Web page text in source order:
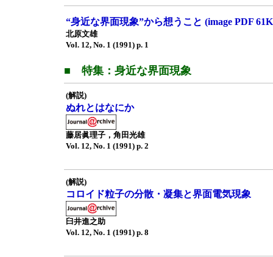
“身近な界面現象”から想うこと (image PDF
北原文雄
Vol. 12, No. 1 (1991) p. 1
■ 特集：身近な界面現象
(解説)
ぬれとはなにか
藤居眞理子，角田光雄
Vol. 12, No. 1 (1991) p. 2
(解説)
コロイド粒子の分散・凝集と界面電気現象
臼井進之助
Vol. 12, No. 1 (1991) p. 8